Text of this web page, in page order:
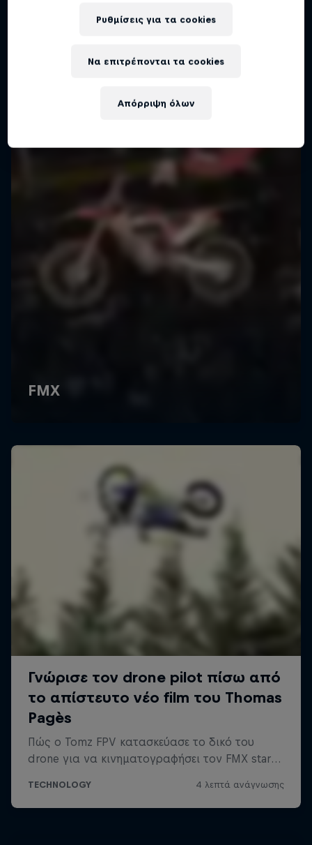
Ρυθμίσεις για τα cookies
Απόρριψη όλων
Να επιτρέπονται τα cookies